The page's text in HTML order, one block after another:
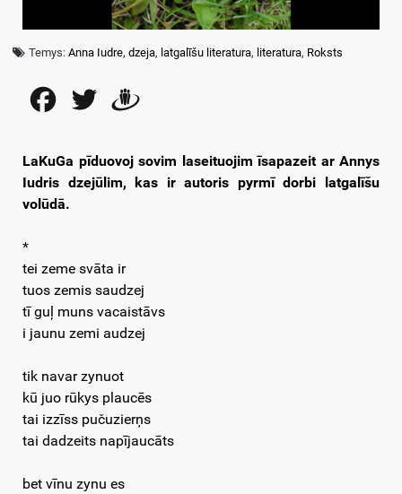
Temys:Anna Iudre,dzeja, latgalīšu literatura, literatura, Roksts
FacebookTwitter
LaKuGa pīduovoj sovim laseituojim īsapazeit ar Annys
Iudris dzejūlim, kas ir autoris pyrmī dorbi latgalīšu
volūdā.
*
tei zeme svāta ir
tuos zemis saudzej
tī guļ muns vacaistāvs
i jaunu zemi audzej
tik navar zynuot
kū juo rūkys plaucēs
tai izzīss pučuzierņs
tai dadzeits napījaucāts
bet vīnu zynu es